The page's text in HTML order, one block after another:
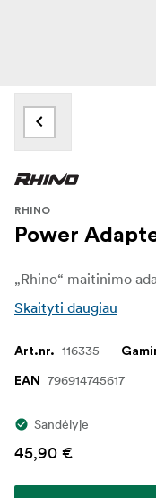
RHINO
Power
Skaityti daugiau
Art.nr. 116335
EAN 796914745617
Sandėlyje
45,90 €